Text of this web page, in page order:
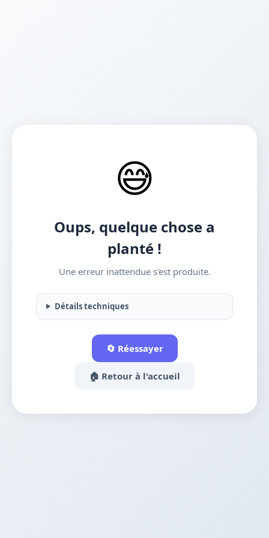
😅
Oups, quelque chose a
planté !
Une erreur inattendue s'est produite.
Détails techniques
🔄 Réessayer
🏠 Retour à l'accueil